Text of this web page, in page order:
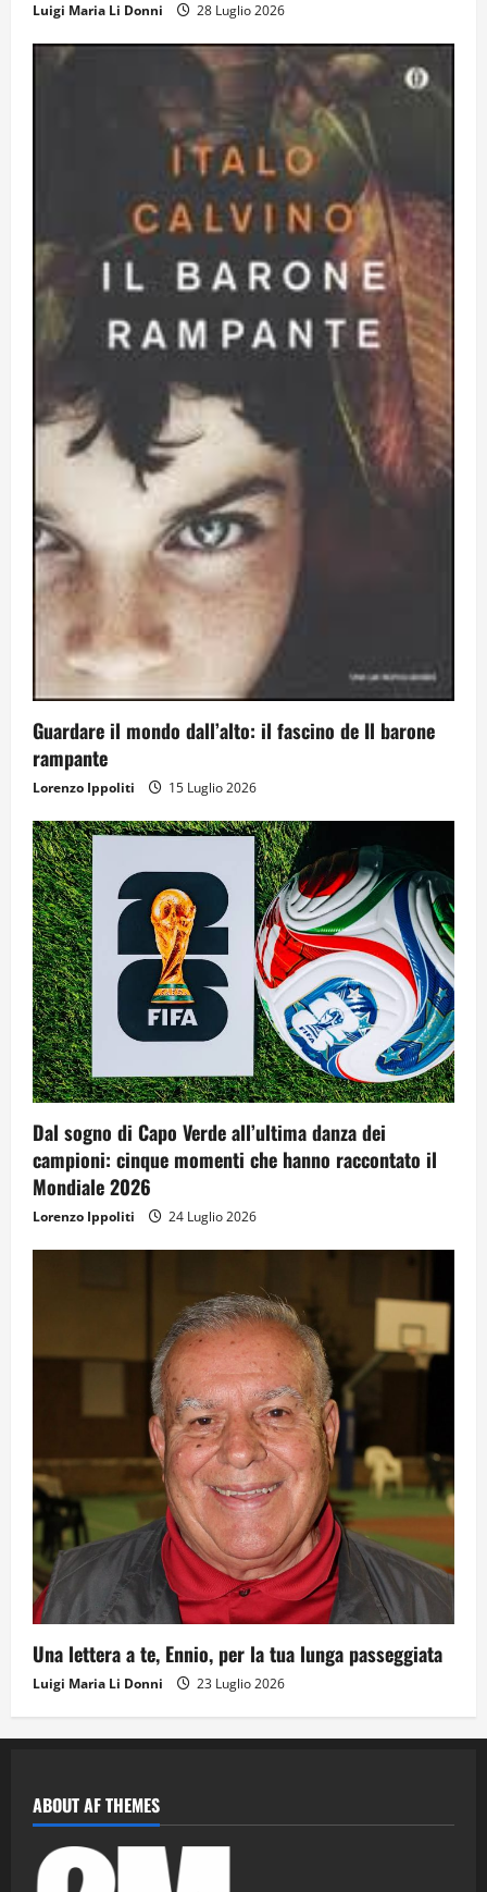
4
12 Giugno 2026
Obiettivi
8 Giugno 2026
Luigi Maria Li Donni 28 Luglio 2026
Guardare il mondo dall’alto: il fascino de Il barone
rampante
Lorenzo Ippoliti 15 Luglio 2026
Dal sogno di Capo Verde all’ultima danza dei
campioni: cinque momenti che hanno raccontato il
Mondiale 2026
Lorenzo Ippoliti 24 Luglio 2026
Una lettera a te, Ennio, per la tua lunga passeggiata
Luigi Maria Li Donni 23 Luglio 2026
ABOUT AF THEMES